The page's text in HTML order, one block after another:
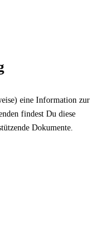
eine Information zur
findest Du diese
Dokumente.